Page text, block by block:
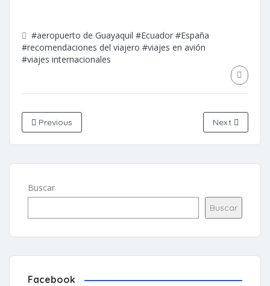
#aeropuerto de Guayaquil #Ecuador #España
#recomendaciones del viajero #viajes en avión
#viajes internacionales
Previous Next
Buscar
Buscar
Facebook